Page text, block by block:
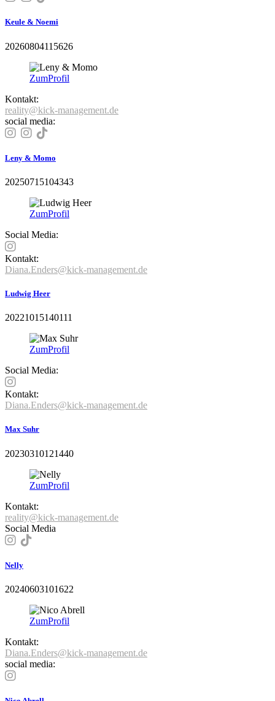
Keule & Noemi
20260804115626
ZumProfil
Kontakt:
reality@kick-management.de
social media:
Leny & Momo
20250715104343
ZumProfil
Social Media:
Kontakt:
Diana.Enders@kick-management.de
Ludwig Heer
20221015140111
ZumProfil
Social Media:
Kontakt:
Diana.Enders@kick-management.de
Max Suhr
20230310121440
ZumProfil
Kontakt:
reality@kick-management.de
Social Media
Nelly
20240603101622
ZumProfil
Kontakt:
Diana.Enders@kick-management.de
social media: